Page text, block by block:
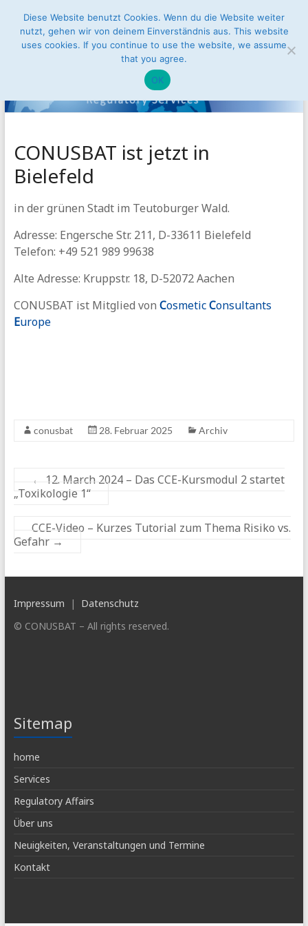
Zum
Inhalt
springen
Conusbat
Regulatory
Zugang
Binnenmarkt
der
Europäischen
Menü
CONUSBAT ist jetzt in
Bielefeld
in der grünen Stadt im Teutoburger Wald.
Adresse: Engersche Str. 211, D-33611 Bielefeld
Telefon: +49 521 989 99638
Alte Adresse: Kruppstr. 18, D-52072 Aachen
CONUSBAT ist Mitglied von CosmeticConsultants
Europe
conusbat 28. Februar 2025 Archiv
←
12. March 2024 – Das CCE-Kursmodul 2 startet
„Toxikologie 1“
CCE-Video – Kurzes Tutorial zum Thema Risiko vs.
Gefahr →
Impressum | Datenschutz
© CONUSBAT – All rights reserved.
Sitemap
home
Services
Regulatory Affairs
Über uns
Neuigkeiten, Veranstaltungen und Termine
Kontakt
Diese Website benutzt Cookies. Wenn du die Website weiter
nutzt, gehen wir von deinem Einverständnis aus. This website
uses cookies. If you continue to use the website, we assume
that you agree.
OK